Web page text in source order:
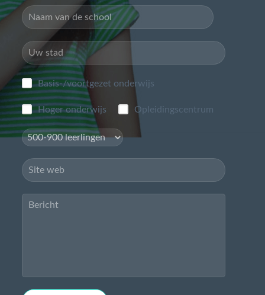
Basis-/voortgezet onderwijs
Hoger onderwijs Opleidingscentrum